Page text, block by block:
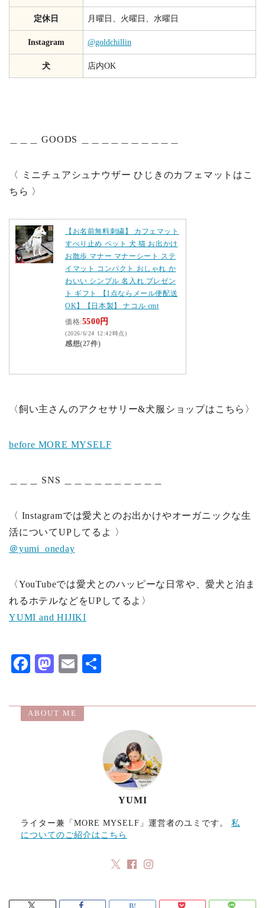
定休日 月曜日、火曜日、水曜日
Instagram @goldchillin
犬 店内OK
＿＿＿ GOODS ＿＿＿＿＿＿＿＿＿＿
〈 ミニチュアシュナウザー ひじきのカフェマットはこ
ちら 〉
【お名前無料刺繍】 カフェマット
すべり止め ペット 犬 猫 お出かけ
お散歩 マナー マナーシート ステ
イマット コンパクト おしゃれ か
わいい シンプル 名入れ プレゼン
ト ギフト 【1点ならメール便配送
OK】【日本製】 ナコル cmt
価格:5500円
(2026/6/24 12:42時点)
感想(27件)
〈飼い主さんのアクセサリー&犬服ショップはこちら〉
before MORE MYSELF
＿＿＿ SNS ＿＿＿＿＿＿＿＿＿＿
〈 Instagramでは愛犬とのお出かけやオーガニックな生
活についてUPしてるよ 〉
＠yumi_oneday
〈YouTubeでは愛犬とのハッピーな日常や、愛犬と泊ま
れるホテルなどをUPしてるよ〉
YUMI and HIJIKI
F
eb
o
M
to
d
E
ai
l
ABOUT ME
YUMI
ライター兼「MORE MYSELF」運営者のユミです。 私
についてのご紹介はこちら